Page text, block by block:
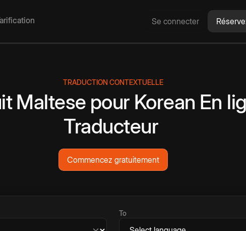
Se connecter
TRADUCTION CONTEXTUELLE
Maltese pour Korean En
Traducteur
Commencez gratuitement
To